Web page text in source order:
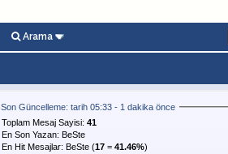
Arama
Son Güncelleme: tarih 05:33 - 1 dakika önce
Toplam Mesaj Sayisi: 41
En Son Yazan: BeSte
En Hit Mesajlar: BeSte(17= 41.46%)